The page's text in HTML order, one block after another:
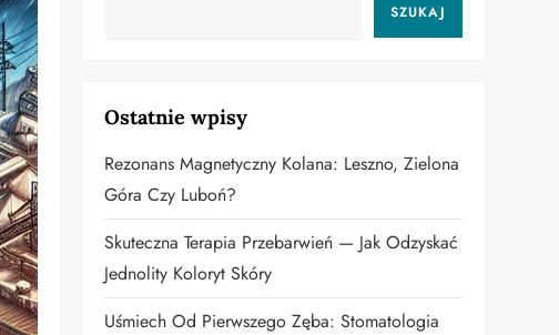
SZUKAJ
Ostatnie wpisy
Rezonans Magnetyczny Kolana: Leszno, Zielona
Góra Czy Luboń?
Skuteczna Terapia Przebarwień — Jak Odzyskać
Jednolity Koloryt Skóry
Uśmiech Od Pierwszego Zęba: Stomatologia